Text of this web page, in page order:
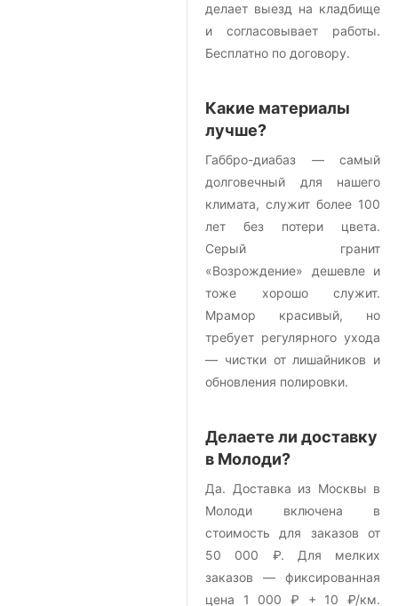
делает выезд на кладбище
и согласовывает работы.
Бесплатно по договору.
Какие материалы
лучше?
Габбро-диабаз — самый
долговечный для нашего
климата, служит более 100
лет без потери цвета.
Серый гранит
«Возрождение» дешевле и
тоже хорошо служит.
Мрамор красивый, но
требует регулярного ухода
— чистки от лишайников и
обновления полировки.
Делаете ли доставку
в Молоди?
Да. Доставка из Москвы в
Молоди включена в
стоимость для заказов от
50 000 ₽. Для мелких
заказов — фиксированная
цена 1 000 ₽ + 10 ₽/км.